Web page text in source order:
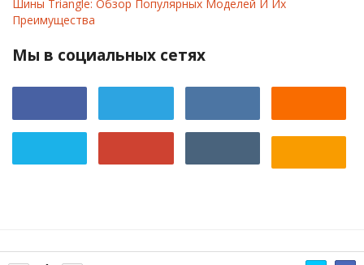
Шины Triangle: Обзор Популярных Моделей И Их
Преимущества
Мы в социальных сетях